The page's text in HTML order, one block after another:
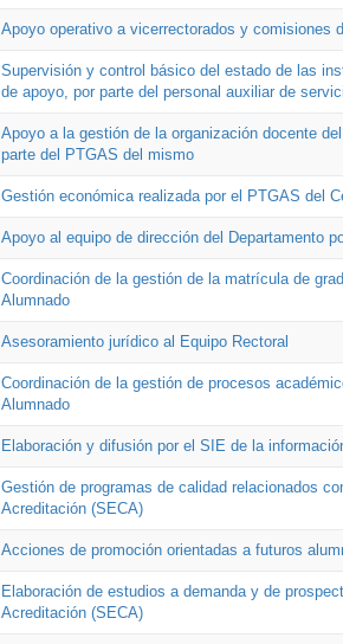
Apoyo operativo a vicerrectorados y comisiones
Supervisión y control básico del estado de las
de apoyo, por parte del personal auxiliar de
Apoyo a la gestión de la organización docente
parte del PTGAS del mismo
Gestión económica realizada por el PTGAS del
Apoyo al equipo de dirección del Departamento
Coordinación de la gestión de la matrícula de
Alumnado
Asesoramiento jurídico al Equipo Rectoral
Coordinación de la gestión de procesos
Alumnado
Elaboración y difusión por el SIE de la
Gestión de programas de calidad relacionados
Acreditación (SECA)
Acciones de promoción orientadas a futuros
Elaboración de estudios a demanda y de
Acreditación (SECA)